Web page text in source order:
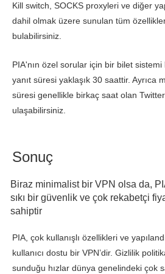
Kill switch, SOCKS proxyleri ve diğer
dahil olmak üzere sunulan tüm
bulabilirsiniz.
PIA'nın özel sorular için bir bilet
yanıt süresi yaklaşık 30 saattir. Ayrıca
süresi genellikle birkaç saat olan Twitter
ulaşabilirsiniz.
Sonuç
Biraz minimalist bir VPN olsa da,
sıkı bir güvenlik ve çok rekabetçi
sahiptir
PIA, çok kullanışlı özellikleri ve
kullanıcı dostu bir VPN’dir. Gizlilik
sunduğu hızlar dünya genelindeki çok